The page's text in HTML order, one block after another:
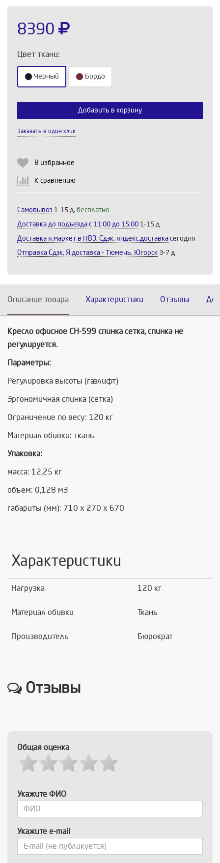
8390
Цвет ткани:
Черный Бордо
Выберите количество:
Продолжить
Добавить в корзину
Заказать в один клик
В избранное
К сравнению
Самовывоз 1-15 д, бесплатно
Доставка до подъезда c 11:00 до 15:00 1-15 д
Доставка я.маркет в ПВЗ, Сдэк, яндекс.доставка сегодня
Отправка Сдэк, Я.доставка - Тюмень, Югорск 3-7 д
Описание товара Характеристики Отзывы
Кресло офисное СН-599 спинка сетка, спинка не
регулируется.
Параметры:
Регулировка высоты (газлифт)
Эргономичная спинка (сетка)
Ограничение по весу: 120 кг
Материал обивки: ткань
Упаковка:
масса: 12,25 кг
объем: 0,128 м3
габариты (мм): 710 х 270 х 670
Характеристики
Нагрузка 120 кг
Материал обивки Ткань
Производитель Бюрократ
Отзывы
Общая оценка
Укажите ФИО
Укажите e-mail